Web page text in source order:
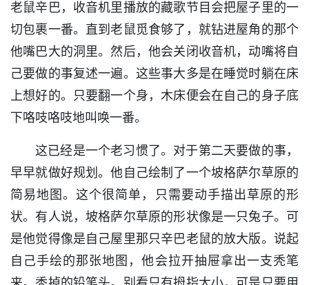
老鼠辛巴，收音机里播放的藏歌节目会把屋子里的一
切包裹一番。直到老鼠觅食够了，就钻进屋角的那个
他嘴巴大的洞里。然后，他会关闭收音机，动嘴将自
己要做的事复述一遍。这些事大多是在睡觉时躺在床
上想好的。只要翻一个身，木床便会在自己的身子底
下咯吱咯吱地叫唤一番。
这已经是一个老习惯了。对于第二天要做的事，
早早就做好规划。他自己绘制了一个坡格萨尔草原的
简易地图。这个很简单，只需要动手描出草原的形
状。有人说，坡格萨尔草原的形状像是一只兔子。可
是他觉得像是自己屋里那只辛巴老鼠的放大版。说起
自己手绘的那张地图，他会拉开抽屉拿出一支秃笔